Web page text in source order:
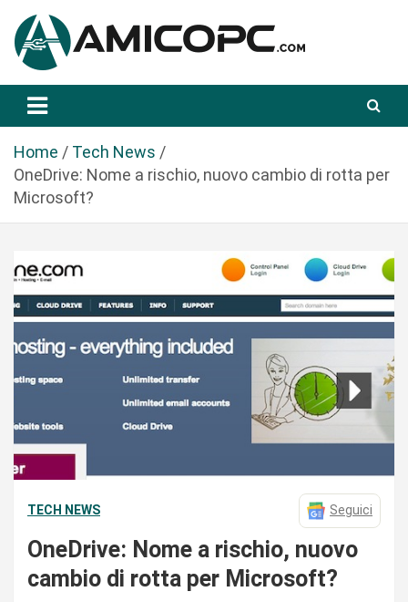
a
Amicopc.com
Home
Tech News
OneDrive: Nome a rischio, nuovo cambio di rotta per
Microsoft?
TECH NEWS Seguici
OneDrive: Nome a rischio, nuovo
cambio di rotta per Microsoft?